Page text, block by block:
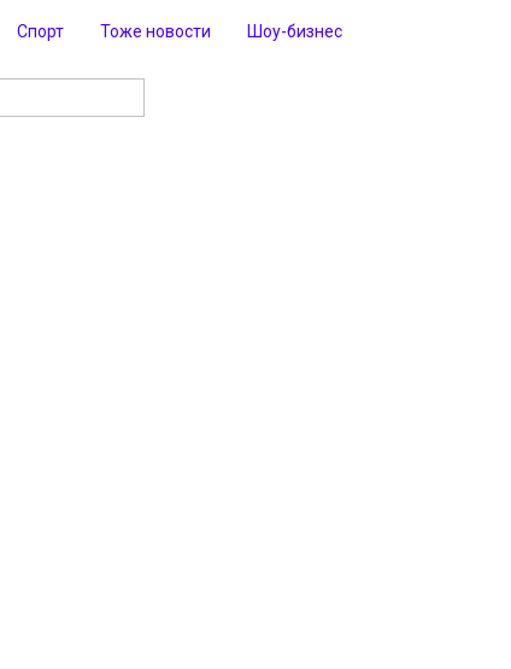
Спорт Тоже новости Шоу-бизнес